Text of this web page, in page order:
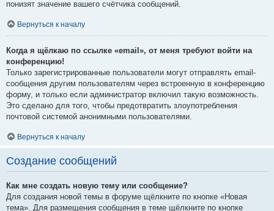
понизят значение вашего счётчика сообщений.
Вернуться к началу
Когда я щёлкаю по ссылке «email», от меня требуют войти на
конференцию!
Только зарегистрированные пользователи могут отправлять email-
сообщения другим пользователям через встроенную в конференцию
форму, и только если администратор включил такую возможность.
Это сделано для того, чтобы предотвратить злоупотребления
почтовой системой анонимными пользователями.
Вернуться к началу
Создание сообщений
Как мне создать новую тему или сообщение?
Для создания новой темы в форуме щёлкните по кнопке «Новая
тема». Для размещения сообщения в теме щёлкните по кнопке